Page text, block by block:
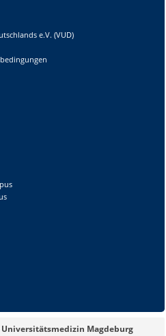
e.V. (VUD)
Magdeburg